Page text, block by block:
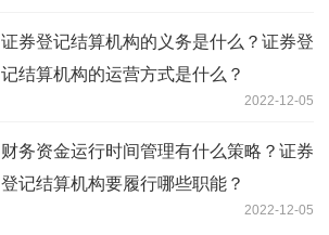
证券登记结算机构的义务是什么？证券登
记结算机构的运营方式是什么？
2022-12-05
财务资金运行时间管理有什么策略？证券
登记结算机构要履行哪些职能？
2022-12-05